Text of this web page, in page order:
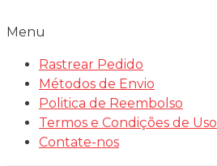
Menu
Rastrear Pedido
Métodos de Envio
Politica de Reembolso
Termos e Condições de Uso
Contate-nos